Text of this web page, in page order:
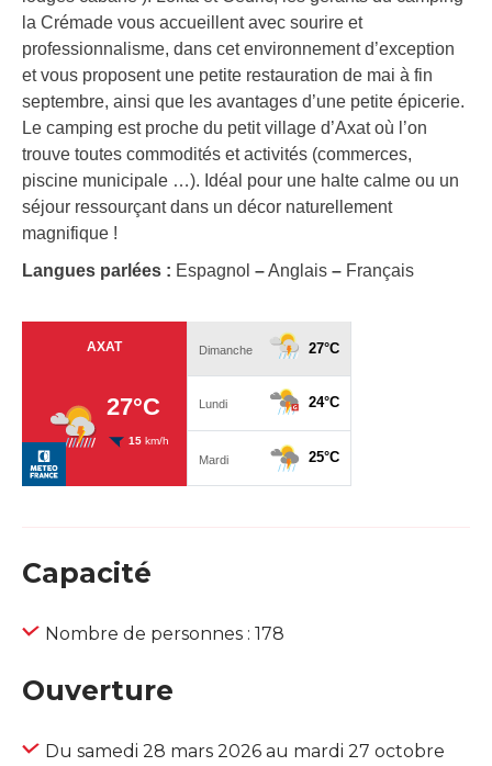
la Crémade vous accueillent avec sourire et
professionnalisme, dans cet environnement d’exception
et vous proposent une petite restauration de mai à fin
septembre, ainsi que les avantages d’une petite épicerie.
Le camping est proche du petit village d’Axat où l’on
trouve toutes commodités et activités (commerces,
piscine municipale …). Idéal pour une halte calme ou un
séjour ressourçant dans un décor naturellement
magnifique !
Langues parlées : Espagnol –Anglais – Français
Capacité
Nombre de personnes : 178
Ouverture
Du samedi 28 mars 2026 au mardi 27 octobre